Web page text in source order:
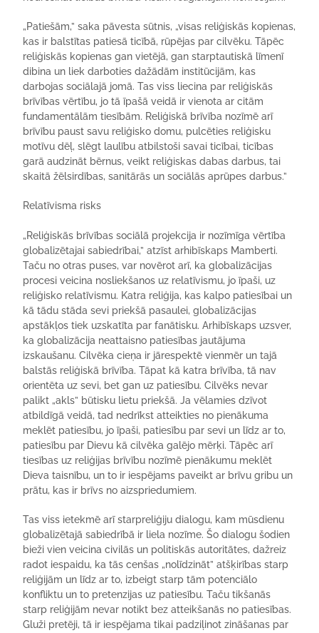
„Patiešām,” saka pāvesta sūtnis, „visas reliģiskās kopienas,
kas ir balstītas patiesā ticībā, rūpējas par cilvēku. Tāpēc
reliģiskās kopienas gan vietējā, gan starptautiskā līmenī
dibina un liek darboties dažādām institūcijām, kas
darbojas sociālajā jomā. Tas viss liecina par reliģiskās
brīvības vērtību, jo tā īpašā veidā ir vienota ar citām
fundamentālām tiesībām. Reliģiskā brīvība nozīmē arī
brīvību paust savu reliģisko domu, pulcēties reliģisku
motīvu dēļ, slēgt laulību atbilstoši savai ticībai, ticības
garā audzināt bērnus, veikt reliģiskas dabas darbus, tai
skaitā žēlsirdības, sanitārās un sociālās aprūpes darbus.”
Relatīvisma risks
„Reliģiskās brīvības sociālā projekcija ir nozīmīga vērtība
globalizētajai sabiedrībai,” atzīst arhibīskaps Mamberti.
Taču no otras puses, var novērot arī, ka globalizācijas
procesi veicina nosliekšanos uz relatīvismu, jo īpaši, uz
reliģisko relatīvismu. Katra reliģija, kas kalpo patiesībai un
kā tādu stāda sevi priekšā pasaulei, globalizācijas
apstākļos tiek uzskatīta par fanātisku. Arhibīskaps uzsver,
ka globalizācija neattaisno patiesības jautājuma
izskaušanu. Cilvēka cieņa ir jārespektē vienmēr un tajā
balstās reliģiskā brīvība. Tāpat kā katra brīvība, tā nav
orientēta uz sevi, bet gan uz patiesību. Cilvēks nevar
palikt „akls” būtisku lietu priekšā. Ja vēlamies dzīvot
atbildīgā veidā, tad nedrīkst atteikties no pienākuma
meklēt patiesību, jo īpaši, patiesību par sevi un līdz ar to,
patiesību par Dievu kā cilvēka galējo mērķi. Tāpēc arī
tiesības uz reliģijas brīvību nozīmē pienākumu meklēt
Dieva taisnību, un to ir iespējams paveikt ar brīvu gribu un
prātu, kas ir brīvs no aizspriedumiem.
Tas viss ietekmē arī starpreliģiju dialogu, kam mūsdienu
globalizētajā sabiedrībā ir liela nozīme. Šo dialogu šodien
bieži vien veicina civilās un politiskās autoritātes, dažreiz
radot iespaidu, ka tās cenšas „nolīdzināt” atšķirības starp
reliģijām un līdz ar to, izbeigt starp tām potenciālo
konfliktu un to pretenzijas uz patiesību. Taču tikšanās
starp reliģijām nevar notikt bez atteikšanās no patiesības.
Gluži pretēji, tā ir iespējama tikai padziļinot zināšanas par